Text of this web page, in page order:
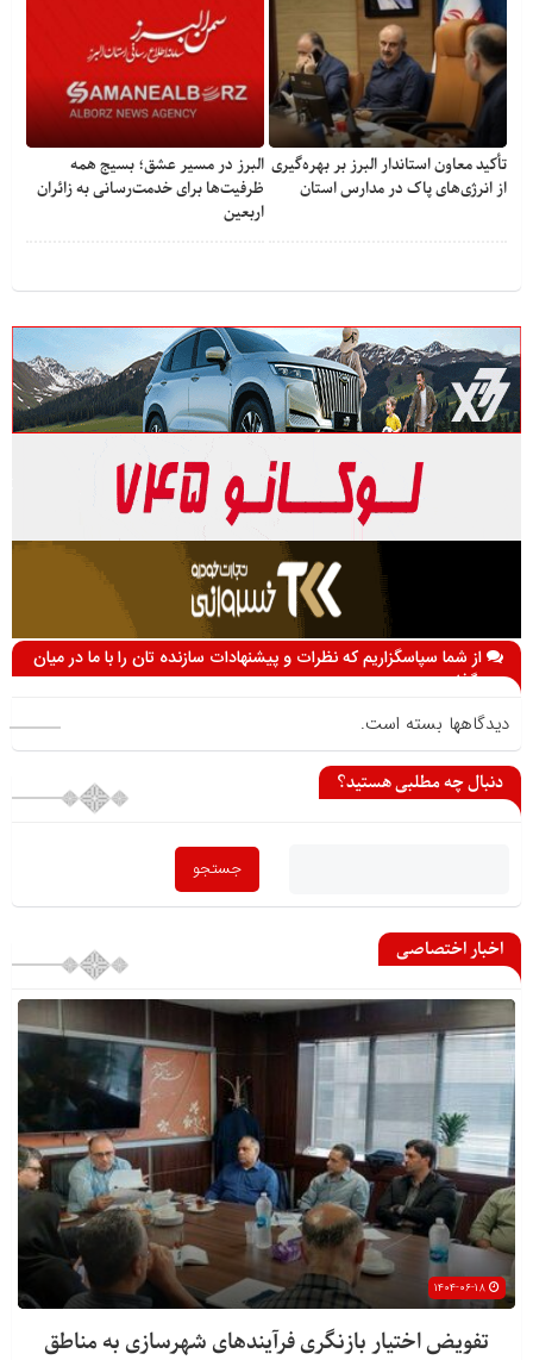
تأکید معاون استاندار البرز بر بهره‌گیری
از انرژی‌های پاک در مدارس استان
البرز در مسیر عشق؛ بسیج همه
ظرفیت‌ها برای خدمت‌رسانی به زائران
اربعین
از شما سپاسگزاریم که نظرات و پیشنهادات سازنده تان را با ما در میان
می گذارید
دیدگاهها بسته است.
دنبال چه مطلبی هستید؟
اخبار اختصاصی
تفویض اختیار بازنگری فرآیندهای شهرسازی به مناطق